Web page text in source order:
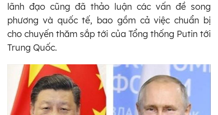
lãnh đạo cũng đã thảo luận các vấn đề song
phương và quốc tế, bao gồm cả việc chuẩn bị
cho chuyến thăm sắp tới của Tổng thống Putin tới
Trung Quốc.